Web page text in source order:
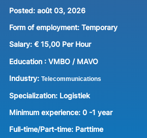
Posted: août 03, 2026
Form of employment: Temporary
Salary: € 15,00 Per Hour
Education : VMBO / MAVO
Industry: Telecommunications
Specialization: Logistiek
Minimum experience: 0 -1 year
Full-time/Part-time: Parttime